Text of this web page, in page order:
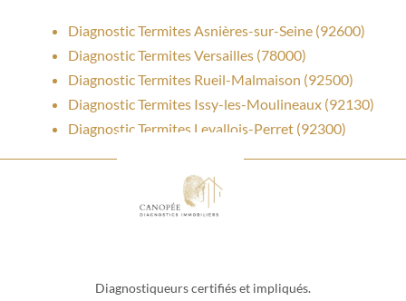
Diagnostic Termites Asnières-sur-Seine (92600)
Diagnostic Termites Versailles (78000)
Diagnostic Termites Rueil-Malmaison (92500)
Diagnostic Termites Issy-les-Moulineaux (92130)
Diagnostic Termites Levallois-Perret (92300)
Diagnostiqueurs certifiés et impliqués.